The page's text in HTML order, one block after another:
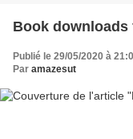
Book downloads
Publié le 29/05/2020 à
Par amazesut